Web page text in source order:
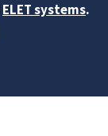
ELET systems.